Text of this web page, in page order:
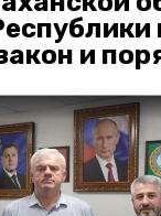
и